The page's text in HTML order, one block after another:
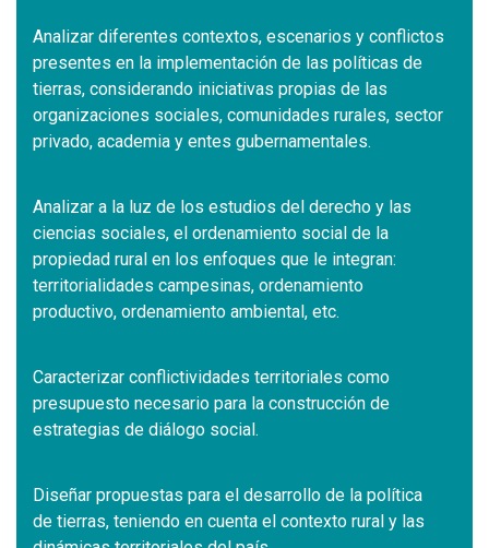
Analizar diferentes contextos, escenarios y conflictos
presentes en la implementación de las políticas de
tierras, considerando iniciativas propias de las
organizaciones sociales, comunidades rurales, sector
privado, academia y entes gubernamentales.
Analizar a la luz de los estudios del derecho y las
ciencias sociales, el ordenamiento social de la
propiedad rural en los enfoques que le integran:
territorialidades campesinas, ordenamiento
productivo, ordenamiento ambiental, etc.
Caracterizar conflictividades territoriales como
presupuesto necesario para la construcción de
estrategias de diálogo social.
Diseñar propuestas para el desarrollo de la política
de tierras, teniendo en cuenta el contexto rural y las